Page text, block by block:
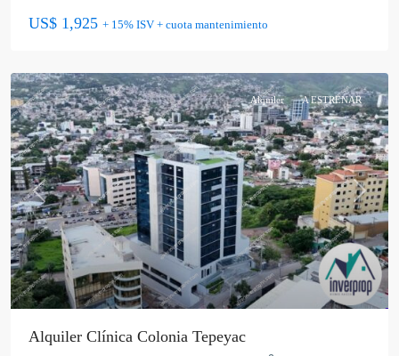
US$ 1,925 + 15% ISV + cuota mantenimiento
Previous Next
Alquiler A ESTRENAR
Alquiler Clínica Colonia Tepeyac